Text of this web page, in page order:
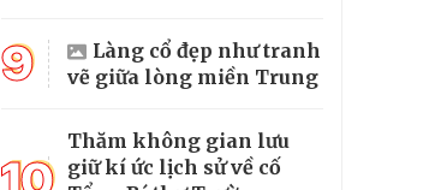
9
Làng cổ đẹp như tranh
vẽ giữa lòng miền Trung
Thăm không gian lưu
giữ kí ức lịch sử về cố